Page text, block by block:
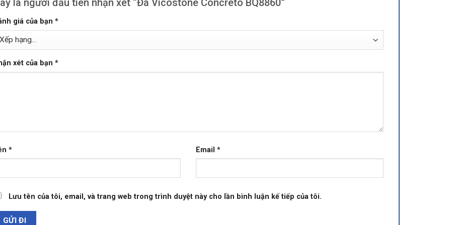
là người đầu tiên nhận xét “Đá Vicostone Concreto BQ8860”
giá của bạn *
xét của bạn *
* Email *
Lưu tên của tôi, email, và trang web trong trình duyệt này cho lần bình luận kế tiếp của tôi.